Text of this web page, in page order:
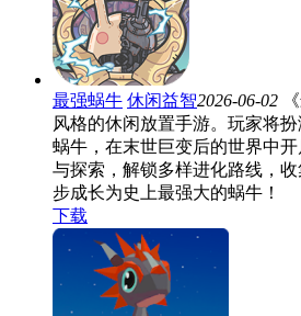
最强蜗牛 休闲益智2026-06-02
风格的休闲放置手游。玩家将
蜗牛，在末世巨变后的世界中
与探索，解锁多样进化路线，
步成长为史上最强大的蜗牛！
下载